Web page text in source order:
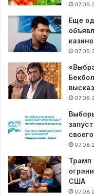
Еще
казино
Трамп
США